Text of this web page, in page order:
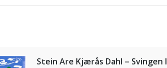
Stein Are Kjærås Dahl – Svingen l